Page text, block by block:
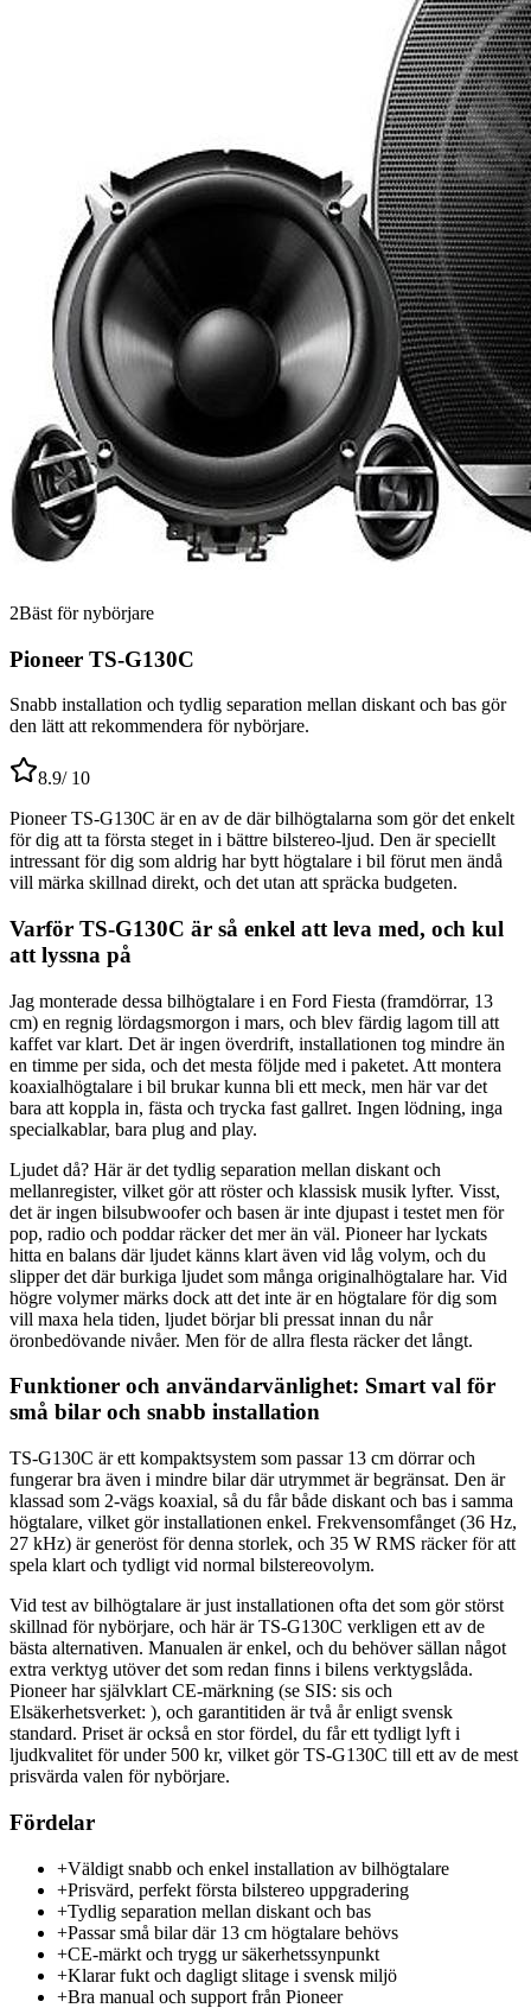
2Bäst för nybörjare
Pioneer TS-G130C
Snabb installation och tydlig separation mellan diskant och bas gör
den lätt att rekommendera för nybörjare.
8.9/ 10
Pioneer TS-G130C är en av de där bilhögtalarna som gör det enkelt
för dig att ta första steget in i bättre bilstereo-ljud. Den är speciellt
intressant för dig som aldrig har bytt högtalare i bil förut men ändå
vill märka skillnad direkt, och det utan att spräcka budgeten.
Varför TS-G130C är så enkel att leva med, och kul
att lyssna på
Jag monterade dessa bilhögtalare i en Ford Fiesta (framdörrar, 13
cm) en regnig lördagsmorgon i mars, och blev färdig lagom till att
kaffet var klart. Det är ingen överdrift, installationen tog mindre än
en timme per sida, och det mesta följde med i paketet. Att montera
koaxialhögtalare i bil brukar kunna bli ett meck, men här var det
bara att koppla in, fästa och trycka fast gallret. Ingen lödning, inga
specialkablar, bara plug and play.
Ljudet då? Här är det tydlig separation mellan diskant och
mellanregister, vilket gör att röster och klassisk musik lyfter. Visst,
det är ingen bilsubwoofer och basen är inte djupast i testet men för
pop, radio och poddar räcker det mer än väl. Pioneer har lyckats
hitta en balans där ljudet känns klart även vid låg volym, och du
slipper det där burkiga ljudet som många originalhögtalare har. Vid
högre volymer märks dock att det inte är en högtalare för dig som
vill maxa hela tiden, ljudet börjar bli pressat innan du når
öronbedövande nivåer. Men för de allra flesta räcker det långt.
Funktioner och användarvänlighet: Smart val för
små bilar och snabb installation
TS-G130C är ett kompaktsystem som passar 13 cm dörrar och
fungerar bra även i mindre bilar där utrymmet är begränsat. Den är
klassad som 2-vägs koaxial, så du får både diskant och bas i samma
högtalare, vilket gör installationen enkel. Frekvensomfånget (36 Hz,
27 kHz) är generöst för denna storlek, och 35 W RMS räcker för att
spela klart och tydligt vid normal bilstereovolym.
Vid test av bilhögtalare är just installationen ofta det som gör störst
skillnad för nybörjare, och här är TS-G130C verkligen ett av de
bästa alternativen. Manualen är enkel, och du behöver sällan något
extra verktyg utöver det som redan finns i bilens verktygslåda.
Pioneer har självklart CE-märkning (se SIS: sis och
Elsäkerhetsverket: ), och garantitiden är två år enligt svensk
standard. Priset är också en stor fördel, du får ett tydligt lyft i
ljudkvalitet för under 500 kr, vilket gör TS-G130C till ett av de mest
prisvärda valen för nybörjare.
Fördelar
+Väldigt snabb och enkel installation av bilhögtalare
+Prisvärd, perfekt första bilstereo uppgradering
+Tydlig separation mellan diskant och bas
+Passar små bilar där 13 cm högtalare behövs
+CE-märkt och trygg ur säkerhetssynpunkt
+Klarar fukt och dagligt slitage i svensk miljö
+Bra manual och support från Pioneer